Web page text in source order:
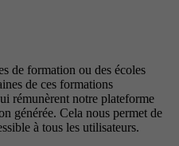
de formation ou des écoles
de ces formations
rémunèrent notre plateforme
générée. Cela nous permet de
à tous les utilisateurs.